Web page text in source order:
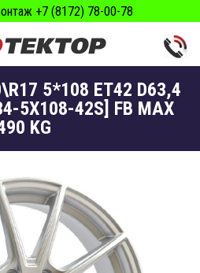
+7 (8172) 78-00-78
5*108 ET42 D63,4
5X108-42S] FB MAX
KG